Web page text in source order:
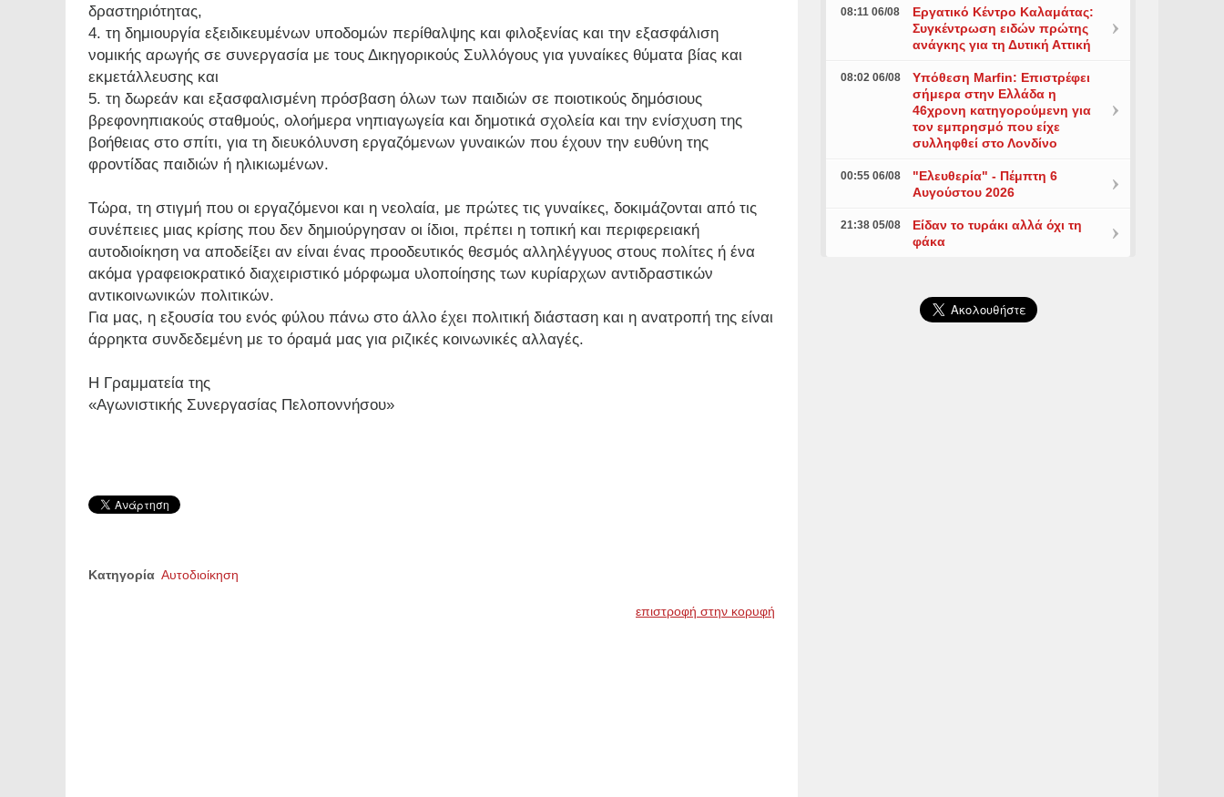
δραστηριότητας,
4. τη δημιουργία εξειδικευμένων υποδομών περίθαλψης και φιλοξενίας και την εξασφάλιση
νομικής αρωγής σε συνεργασία με τους Δικηγορικούς Συλλόγους για γυναίκες θύματα βίας και
εκμετάλλευσης και
5. τη δωρεάν και εξασφαλισμένη πρόσβαση όλων των παιδιών σε ποιοτικούς δημόσιους
βρεφονηπιακούς σταθμούς, ολοήμερα νηπιαγωγεία και δημοτικά σχολεία και την ενίσχυση της
βοήθειας στο σπίτι, για τη διευκόλυνση εργαζόμενων γυναικών που έχουν την ευθύνη της
φροντίδας παιδιών ή ηλικιωμένων.
Τώρα, τη στιγμή που οι εργαζόμενοι και η νεολαία, με πρώτες τις γυναίκες, δοκιμάζονται από τις
συνέπειες μιας κρίσης που δεν δημιούργησαν οι ίδιοι, πρέπει η τοπική και περιφερειακή
αυτοδιοίκηση να αποδείξει αν είναι ένας προοδευτικός θεσμός αλληλέγγυος στους πολίτες ή ένα
ακόμα γραφειοκρατικό διαχειριστικό μόρφωμα υλοποίησης των κυρίαρχων αντιδραστικών
αντικοινωνικών πολιτικών.
Για μας, η εξουσία του ενός φύλου πάνω στο άλλο έχει πολιτική διάσταση και η ανατροπή της είναι
άρρηκτα συνδεδεμένη με το όραμά μας για ριζικές κοινωνικές αλλαγές.
Η Γραμματεία της
«Αγωνιστικής Συνεργασίας Πελοποννήσου»
Κατηγορία Αυτοδιοίκηση
επιστροφή στην κορυφή
08:11 06/08
Εργατικό Κέντρο Καλαμάτας:
Συγκέντρωση ειδών πρώτης
ανάγκης για τη Δυτική Αττική
08:02 06/08
Υπόθεση Marfin: Επιστρέφει
σήμερα στην Ελλάδα η
46χρονη κατηγορούμενη για
τον εμπρησμό που είχε
συλληφθεί στο Λονδίνο
00:55 06/08
"Ελευθερία" - Πέμπτη 6
Αυγούστου 2026
21:38 05/08
Είδαν το τυράκι αλλά όχι τη
φάκα